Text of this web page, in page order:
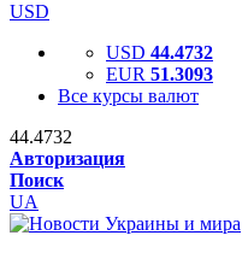
USD
USD 44.4732
EUR 51.3093
Все курсы валют
44.4732
Авторизация
Поиск
UA